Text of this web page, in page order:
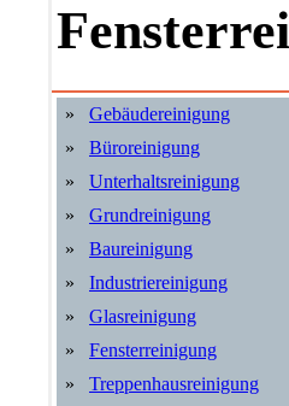
»
Gebäudereinigung
»
Büroreinigung
»
Unterhaltsreinigung
»
Grundreinigung
»
Baureinigung
»
Industriereinigung
»
Glasreinigung
»
Fensterreinigung
»
Treppenhausreinigung